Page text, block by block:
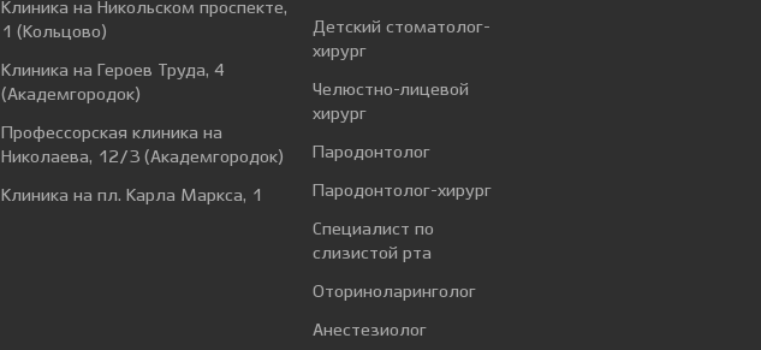
Клиника на Никольском проспекте,
1 (Кольцово)
Клиника на Героев Труда, 4
(Академгородок)
Профессорская клиника на
Николаева, 12/3 (Академгородок)
Клиника на пл. Карла Маркса, 1
Детский стоматолог-
хирург
Челюстно-лицевой
хирург
Пародонтолог
Пародонтолог-хирург
Специалист по
слизистой рта
Оториноларинголог
Анестезиолог